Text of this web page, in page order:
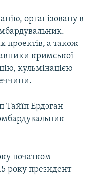
організовану в
проектів, а також
кримської
кульмінацією
Тайїп Ердоган
початком
року президент